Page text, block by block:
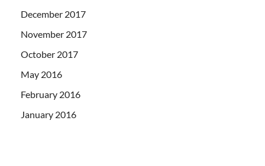
December 2017
November 2017
October 2017
May 2016
February 2016
January 2016